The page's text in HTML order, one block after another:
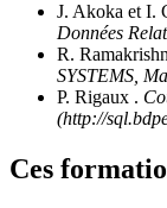
J. Akoka et I.
Données
R.
SYSTEMS,
P. Rigaux .
(http://
Ces